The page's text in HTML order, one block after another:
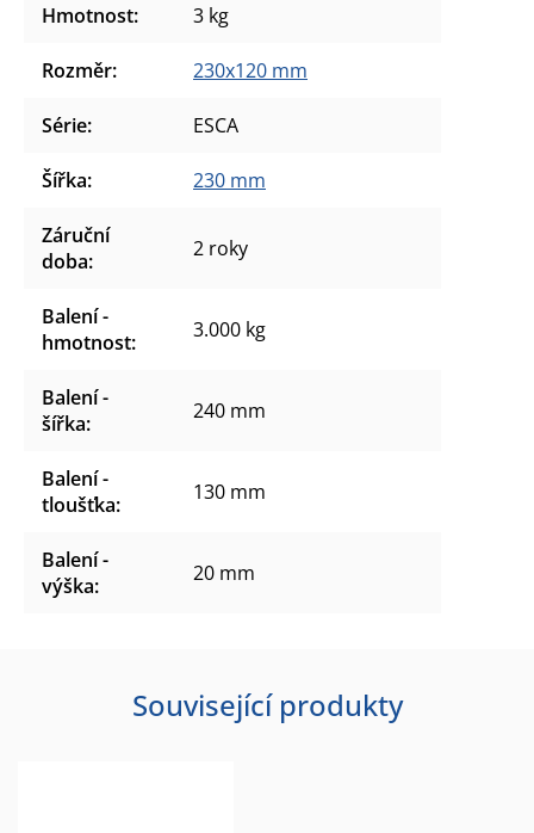
Hmotnost: 3 kg
Rozměr: 230x120 mm
Série: ESCA
Šířka: 230 mm
Záruční
doba: 2 roky
Balení -
hmotnost: 3.000 kg
Balení -
šířka: 240 mm
Balení -
tloušťka: 130 mm
Balení -
výška: 20 mm
Související produkty